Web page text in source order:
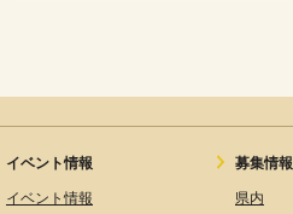
イベント情報
イベント情報
募集情報
県内